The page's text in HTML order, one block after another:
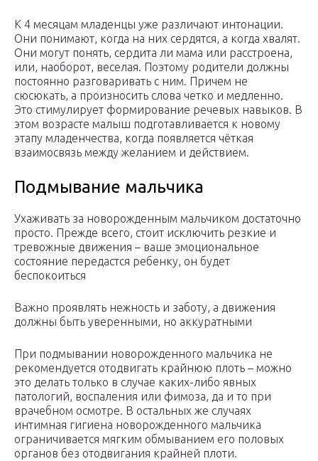
К 4 месяцам младенцы уже различают интонации.
Они понимают, когда на них сердятся, а когда хвалят.
Они могут понять, сердита ли мама или расстроена,
или, наоборот, веселая. Поэтому родители должны
постоянно разговаривать с ним. Причем не
сюсюкать, а произносить слова четко и медленно.
Это стимулирует формирование речевых навыков. В
этом возрасте малыш подготавливается к новому
этапу младенчества, когда появляется чёткая
взаимосвязь между желанием и действием.
Подмывание мальчика
Ухаживать за новорожденным мальчиком достаточно
просто. Прежде всего, стоит исключить резкие и
тревожные движения – ваше эмоциональное
состояние передастся ребенку, он будет
беспокоиться
Важно проявлять нежность и заботу, а движения
должны быть уверенными, но аккуратными
При подмывании новорожденного мальчика не
рекомендуется отодвигать крайнюю плоть – можно
это делать только в случае каких-либо явных
патологий, воспаления или фимоза, да и то при
врачебном осмотре. В остальных же случаях
интимная гигиена новорожденного мальчика
ограничивается мягким обмыванием его половых
органов без отодвигания крайней плоти.